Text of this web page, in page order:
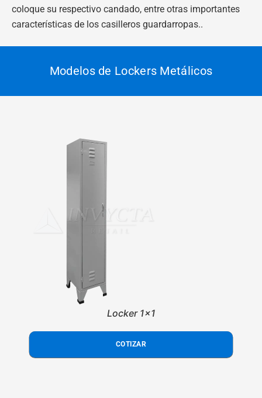
coloque su respectivo candado, entre otras importantes
características de los casilleros guardarropas..
Modelos de Lockers Metálicos
Locker 1x1
COTIZAR